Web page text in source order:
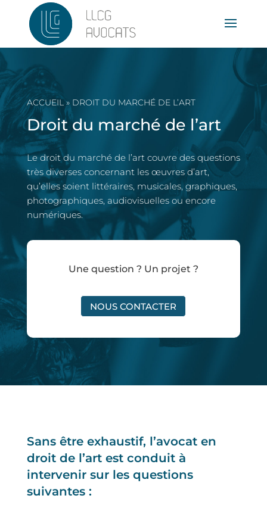
ACCUEIL» DROIT DU MARCHÉ DE L’ART
Droit du marché de l’art
Le droit du marché de l’art couvre des questions
très diverses concernant les œuvres d’art,
qu’elles soient littéraires, musicales, graphiques,
photographiques, audiovisuelles ou encore
numériques.
Une question ? Un projet ?
NOUS CONTACTER
Sans être exhaustif, l’avocat en
droit de l’art est conduit à
intervenir sur les questions
suivantes :